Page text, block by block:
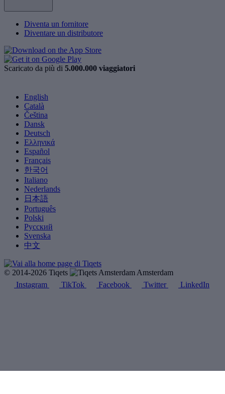
Diventa un fornitore
Diventare un distributore
Scaricato da più di 5.000.000 viaggiatori
English
Català
Čeština
Dansk
Deutsch
Ελληνικά
Español
Français
한국어
Italiano
Nederlands
日本語
Português
Polski
Русский
Svenska
中文
© 2014-2026 Tiqets
Amsterdam
Instagram
TikTok Facebook Twitter LinkedIn